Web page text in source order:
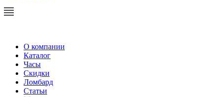
О компании
Каталог
Часы
Скидки
Ломбард
Статьи